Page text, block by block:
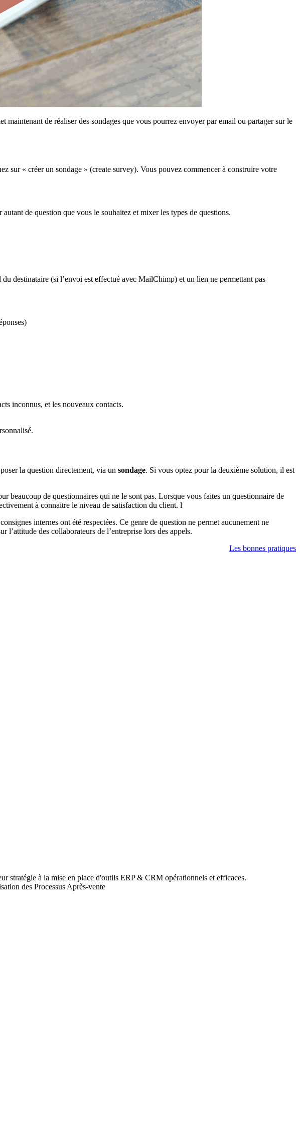
maintenant de réaliser des sondages que vous pourrez envoyer par email ou partager sur le
sur « créer un sondage » (create survey). Vous pouvez commencer à construire votre
de question que vous le souhaitez et mixer les types de questions.
destinataire (si l’envoi est effectué avec MailChimp) et un lien ne permettant pas
inconnus, et les nouveaux contacts.
la question directement, via un sondage. Si vous optez pour la deuxième solution, il est
beaucoup de questionnaires qui ne le sont pas. Lorsque vous faites un questionnaire de
à connaitre le niveau de satisfaction du client. l
internes ont été respectées. Ce genre de question ne permet aucunement ne
des collaborateurs de l’entreprise lors des appels.
Les bonnes pratiques
stratégie à la mise en place d'outils ERP & CRM opérationnels et efficaces.
des Processus Après-vente